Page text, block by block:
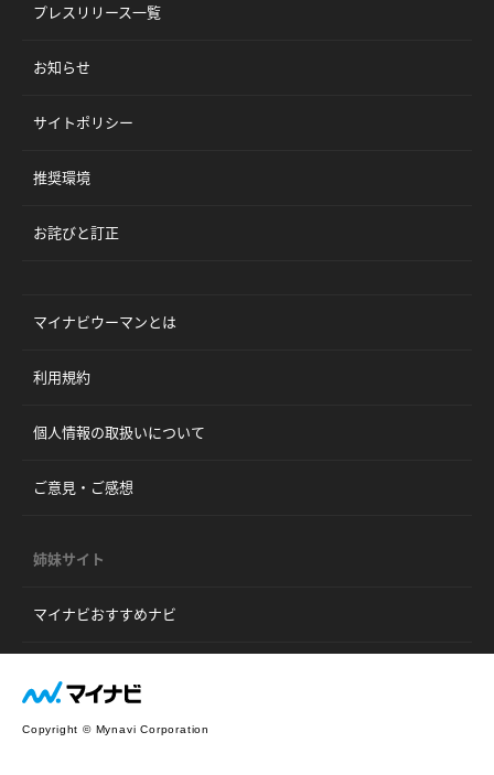
プレスリリース一覧
お知らせ
サイトポリシー
推奨環境
お詫びと訂正
マイナビウーマンとは
利用規約
個人情報の取扱いについて
ご意見・ご感想
姉妹サイト
マイナビおすすめナビ
Copyright © Mynavi Corporation